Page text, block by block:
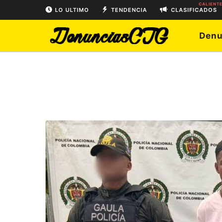
LO ULTIMO TENDENCIA CLASIFICADOS
CALIENTE